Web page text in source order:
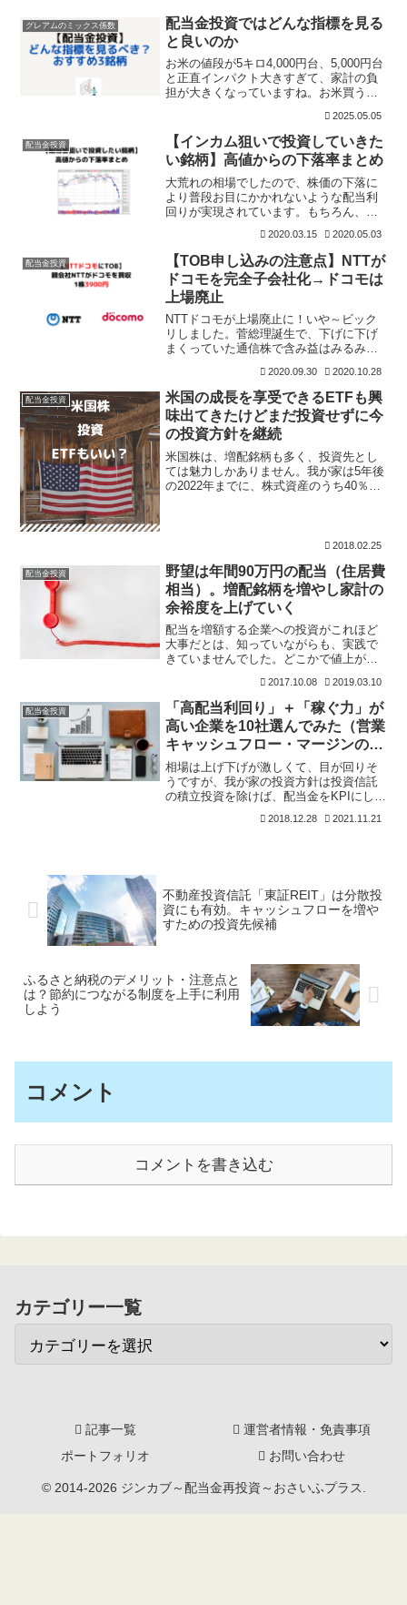
グレアムのミックス係数
配当金投資ではどんな指標を見る
と良いのか
お米の値段が5キロ4,000円台、5,000円台
と正直インパクト大きすぎて、家計の負
担が大きくなっていますね。お米買うの
がって、修繕積立金も上がって、収入は
あんまり上がらないという状態なので、
消費意欲はか
2025.05.05
配当金投資
【インカム狙いで投資していきた
い銘柄】高値からの下落率まとめ
大荒れの相場でしたので、株価の下落に
より普段お目にかかれないような配当利
回りが実現されています。もちろん、減
鵜呑みにはできませんが、魅力的なもの
も多いですね。私が投資するかどうかは
別として、高値からどのく
2020.03.15 2020.05.03
配当金投資
【TOB申し込みの注意点】NTTが
ドコモを完全子会社化→ドコモは
上場廃止
NTTドコモが上場廃止に！いや～ビック
リしました。菅総理誕生で、下げに下げ
まくっていた通信株で含み益はみるみる
社NTT（日本電信電話）による株式公開
買い付け（TOB）が発表されました。
NTTがNTTドコモ
2020.09.30 2020.10.28
配当金投資
米国の成長を享受できるETFも興
味出てきたけどまだ投資せずに今
の投資方針を継続
米国株は、増配銘柄も多く、投資先とし
ては魅力しかありません。我が家は5年後
の2022年までに、株式資産のうち40％を
2018.02.25
配当金投資
野望は年間90万円の配当（住居費
相当）。増配銘柄を増やし家計の
余裕度を上げていく
配当を増額する企業への投資がこれほど
大事だとは、知っていながらも、実践で
きていませんでした。どこかで値上がり
式投資において値上がり益を求めること
も大事なことです。それ以上にキャッシ
ュを確実に届けてくれる配
2017.10.08 2019.03.10
配当金投資
「高配当利回り」＋「稼ぐ力」が
高い企業を10社選んでみた（営業
キャッシュフロー・マージンの比
較）
相場は上げ下げが激しくて、目が回りそ
うですが、我が家の投資方針は投資信託
の積立投資を除けば、配当金をKPIにして
多くの配当をもらえるので、素直に嬉し
2018.12.28 2021.11.21
不動産投資信託「東証REIT」は分散投
資にも有効。キャッシュフローを増や
すための投資先候補
ふるさと納税のデメリット・注意点と
は？節約につながる制度を上手に利用
しよう
コメント
コメントを書き込む
カテゴリー一覧
記事一覧
運営者情報・免責事項
ポートフォリオ
お問い合わせ
© 2014-2026 ジンカブ～配当金再投資～おさいふプラス.